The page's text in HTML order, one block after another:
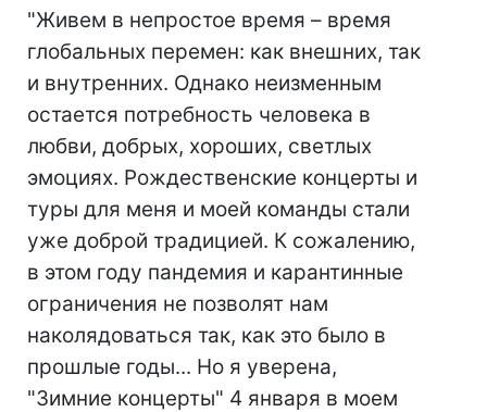
"Живем в непростое время – время
глобальных перемен: как внешних, так
и внутренних. Однако неизменным
остается потребность человека в
любви, добрых, хороших, светлых
эмоциях. Рождественские концерты и
туры для меня и моей команды стали
уже доброй традицией. К сожалению,
в этом году пандемия и карантинные
ограничения не позволят нам
наколядоваться так, как это было в
прошлые годы... Но я уверена,
"Зимние концерты" 4 января в моем